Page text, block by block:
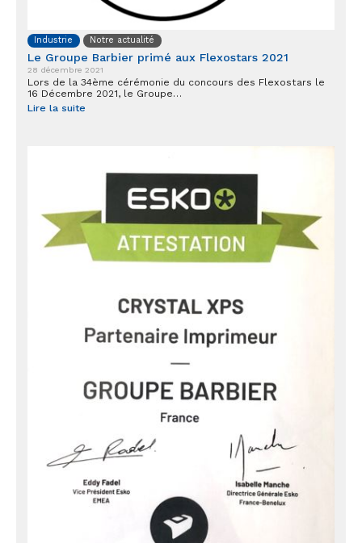
Industrie Notre actualité
Le Groupe Barbier primé aux Flexostars 2021
28 décembre 2021
Lors de la 34ème cérémonie du concours des Flexostars le
16 Décembre 2021, le Groupe…
Lire la suite